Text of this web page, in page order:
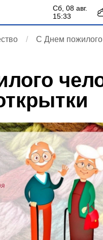
сб, 08 авг.
15:33
С Днем пожилого